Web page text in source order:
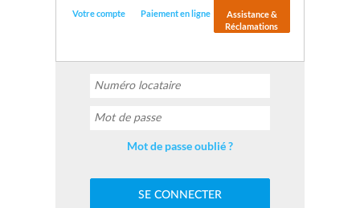
Votre compte Paiement en ligne
Assistance &
Réclamations
Mot de passe oublié ?